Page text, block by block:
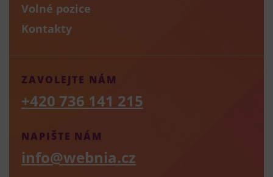
Volné pozice
Kontakty
NAPIŠTE NÁM
info@webnia.cz
ZAVOLEJTE NÁM
+420 736 141 215